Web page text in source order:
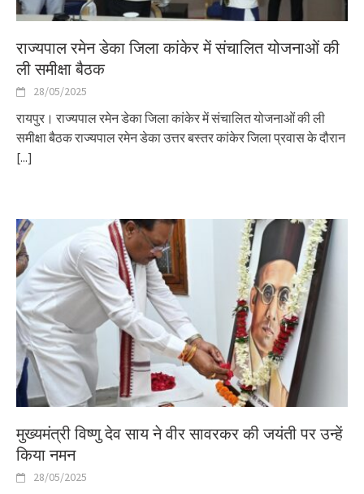
राज्यपाल रमेन डेका जिला कांकेर में संचालित योजनाओं की
ली समीक्षा बैठक
28/05/2025
रायपुर। राज्यपाल रमेन डेका जिला कांकेर में संचालित योजनाओं की ली
समीक्षा बैठक राज्यपाल रमेन डेका उत्तर बस्तर कांकेर जिला प्रवास के दौरान
[...]
मुख्यमंत्री विष्णु देव साय ने वीर सावरकर की जयंती पर उन्हें
किया नमन
28/05/2025